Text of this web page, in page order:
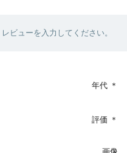
レビューを入力してください。
年代 ＊
評価 ＊
画像